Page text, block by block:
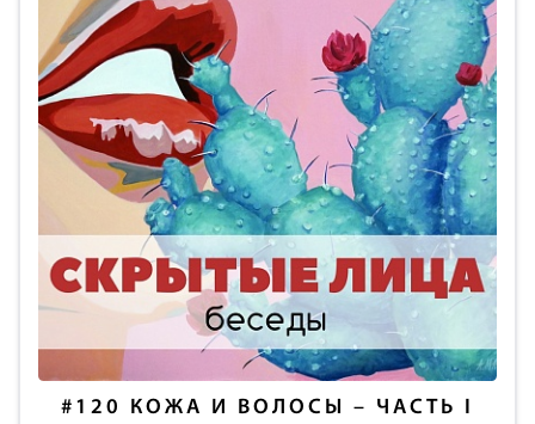
#120 КОЖА И ВОЛОСЫ – ЧАСТЬ I